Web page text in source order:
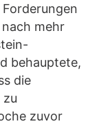
mehr
behauptete,
die
zu
zuvor